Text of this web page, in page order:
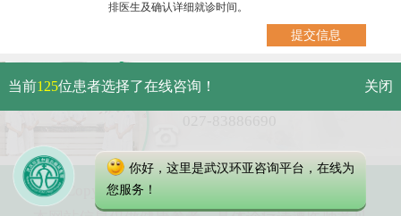
排医生及确认详细就诊时间。
武汉市硚口区解放大道479号
免费电话：
Copyright 2023 武汉环亚中医白癜风医院
当前125位患者选择了在线咨询！ 关闭
你好，这里是武汉环亚咨询平台，在线为
您服务！